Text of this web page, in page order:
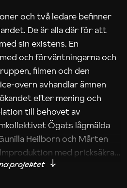
och två ledare befinner
De är alla där för att
sin existens. En
och förväntningarna och
filmen och den
overn avhandlar ämnen
efter mening och
till behovet av
Ögats lågmälda
Heilborn och Mårten
med pricksäkra
det kan vara att omsätta